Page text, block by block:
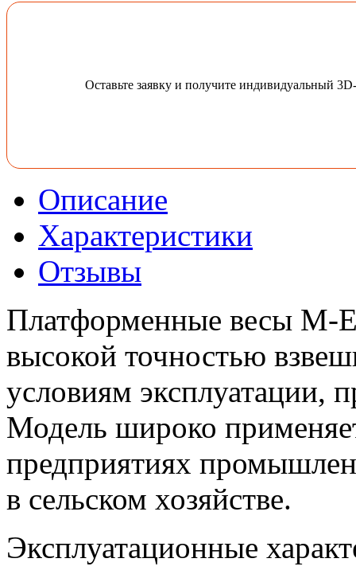
Оставьте заявку и получите индивидуальный
Описание
Характеристики
Отзывы
Платформенные весы M-
высокой точностью
условиям эксплуатации,
Модель широко
предприятиях
в сельском хозяйстве.
Эксплуатационные